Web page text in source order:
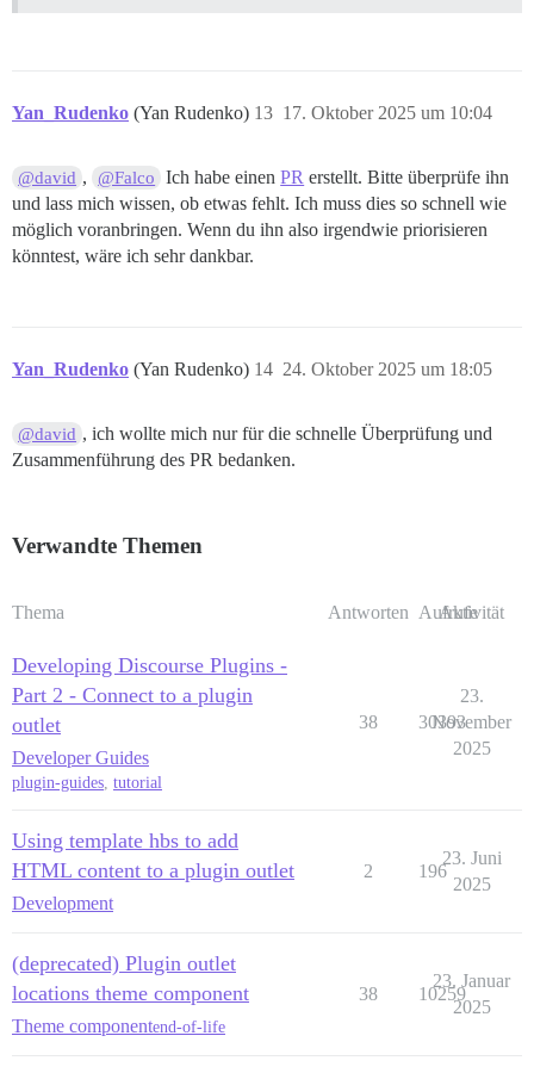
Yan_Rudenko (Yan Rudenko) 17. Oktober 2025 um 10:04
13
@david , @Falco Ich habe einenPR erstellt. Bitte überprüfe ihn
und lass mich wissen, ob etwas fehlt. Ich muss dies so schnell wie
möglich voranbringen. Wenn du ihn also irgendwie priorisieren
könntest, wäre ich sehr dankbar.
Yan_Rudenko (Yan Rudenko) 24. Oktober 2025 um 18:05
14
@david , ich wollte mich nur für die schnelle Überprüfung und
Zusammenführung des PR bedanken.
Verwandte Themen
Thema Antworten Aufrufe
Aktivität
Developing Discourse Plugins -
Part 2 - Connect to a plugin
outlet
Developer Guides
plugin-guides, tutorial
38 30393
23.
November
2025
Using template hbs to add
HTML content to a plugin outlet
Development
2 196
23. Juni
2025
(deprecated) Plugin outlet
locations theme component
Theme componentend-of-life
38 10259
23. Januar
2025